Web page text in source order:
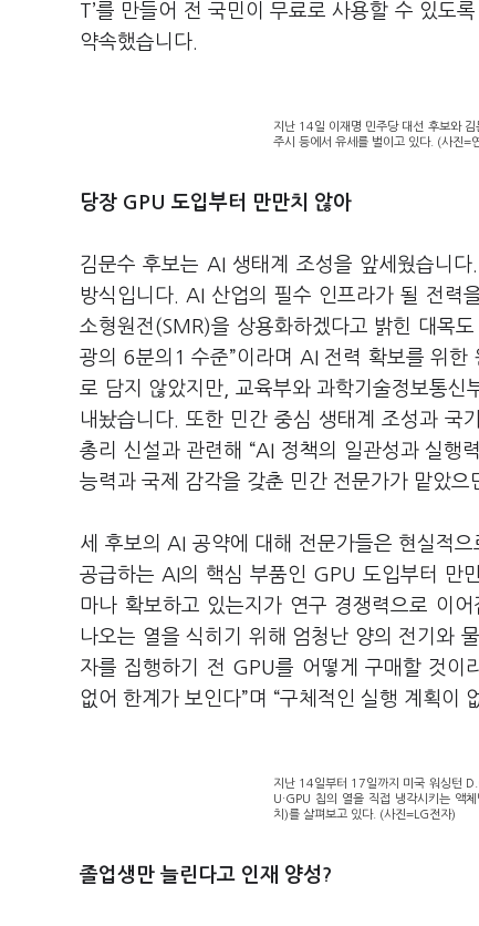
T’를 만들어 전 국민이 무료로 사용할 수 있도
약속했습니다.
지난 14일 이재명 민주당 대선 후보와
주시 등에서 유세를 벌이고 있다. (사진=
당장 GPU 도입부터 만만치 않아
김문수 후보는 AI 생태계 조성을 앞세웠습니
방식입니다. AI 산업의 필수 인프라가 될 전력
소형원전(SMR)을 상용화하겠다고 밝힌 대목
광의 6분의1 수준”이라며 AI 전력 확보를 위
로 담지 않았지만, 교육부와 과학기술정보통
내놨습니다. 또한 민간 중심 생태계 조성과 국
총리 신설과 관련해 “AI 정책의 일관성과 실행
능력과 국제 감각을 갖춘 민간 전문가가 맡았으
세 후보의 AI 공약에 대해 전문가들은 현실적
공급하는 AI의 핵심 부품인 GPU 도입부터 만
마나 확보하고 있는지가 연구 경쟁력으로 이
나오는 열을 식히기 위해 엄청난 양의 전기와
자를 집행하기 전 GPU를 어떻게 구매할 것이
없어 한계가 보인다”며 “구체적인 실행 계획이
지난 14일부터 17일까지 미국 워싱턴
U·GPU 칩의 열을 직접 냉각시키는
치)를 살펴보고 있다. (사진=LG전자)
졸업생만 늘린다고 인재 양성?